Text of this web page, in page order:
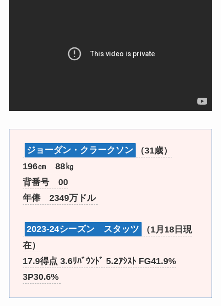
ジョーダン・クラークソン
（31歳）
196㎝ 88㎏
背番号 00
年俸 2349万ドル
2023-24シーズン スタッツ
（1月18日現
在）
17.9得点 3.6ﾘﾊﾞｳﾝﾄﾞ 5.2ｱｼｽﾄ FG41.9%
3P30.6%